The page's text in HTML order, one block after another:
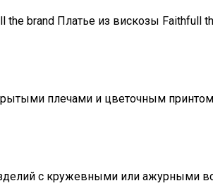
the brand Платье из вискозы Faithfull
плечами и цветочным принтом
с кружевными или ажурными